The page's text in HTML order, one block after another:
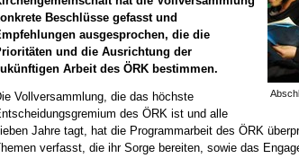
Beschlüsse gefasst und
ausgesprochen, die die
und die Ausrichtung der
Arbeit des ÖRK bestimmen.
Vollversammlung, die das höchste
des ÖRK ist und alle
Jahre tagt, hat die Programmarbeit des ÖRK
verfasst, die ihr Sorge bereiten, sowie das